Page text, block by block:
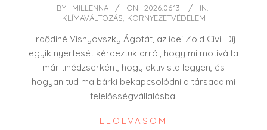
13
BY: MILLENNA ON: 2026.06.13.
IN:
KLÍMAVÁLTOZÁS KÖRNYEZETVÉDELEM
Erdődiné Visnyovszky Ágotát, az idei Zöld Civil Díj
egyik nyertesét kérdeztük arról, hogy mi motiválta
már tinédzserként, hogy aktivista legyen, és
hogyan tud ma bárki bekapcsolódni a társadalmi
felelősségvállalásba.
ELOLVASOM